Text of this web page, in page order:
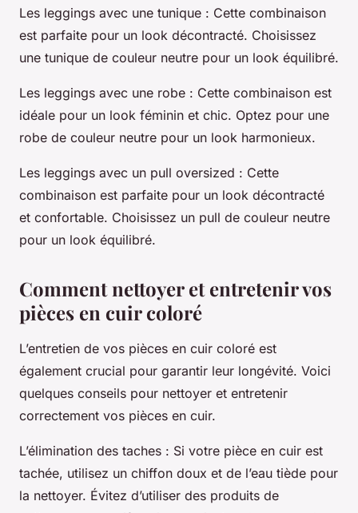
Les leggings avec une tunique : Cette combinaison
est parfaite pour un look décontracté. Choisissez
une tunique de couleur neutre pour un look équilibré.
Les leggings avec une robe : Cette combinaison est
idéale pour un look féminin et chic. Optez pour une
robe de couleur neutre pour un look harmonieux.
Les leggings avec un pull oversized : Cette
combinaison est parfaite pour un look décontracté
et confortable. Choisissez un pull de couleur neutre
pour un look équilibré.
Comment nettoyer et entretenir vos
pièces en cuir coloré
L’entretien de vos pièces en cuir coloré est
également crucial pour garantir leur longévité. Voici
quelques conseils pour nettoyer et entretenir
correctement vos pièces en cuir.
L’élimination des taches : Si votre pièce en cuir est
tachée, utilisez un chiffon doux et de l’eau tiède pour
la nettoyer. Évitez d’utiliser des produits de